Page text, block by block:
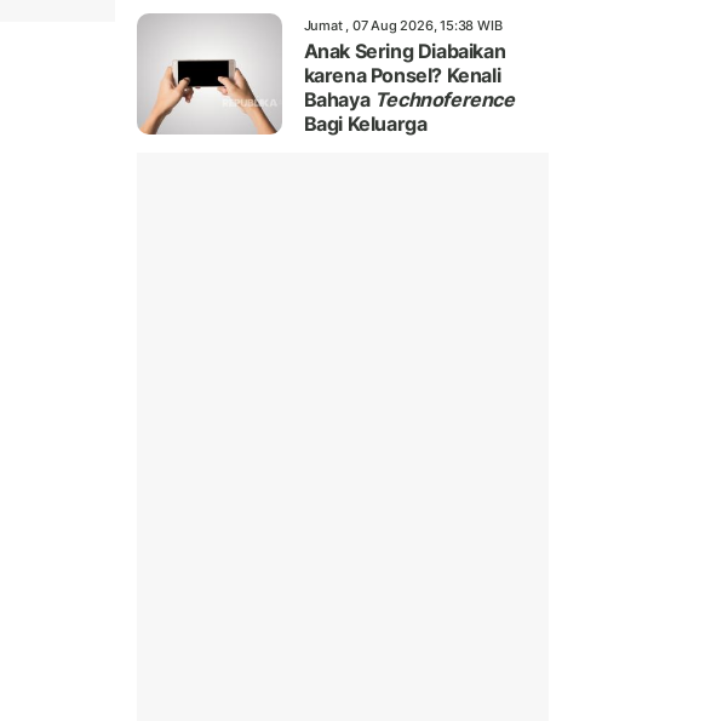
Jumat , 07 Aug 2026, 15:38 WIB
Anak Sering Diabaikan
karena Ponsel? Kenali
Bahaya Technoference
Bagi Keluarga